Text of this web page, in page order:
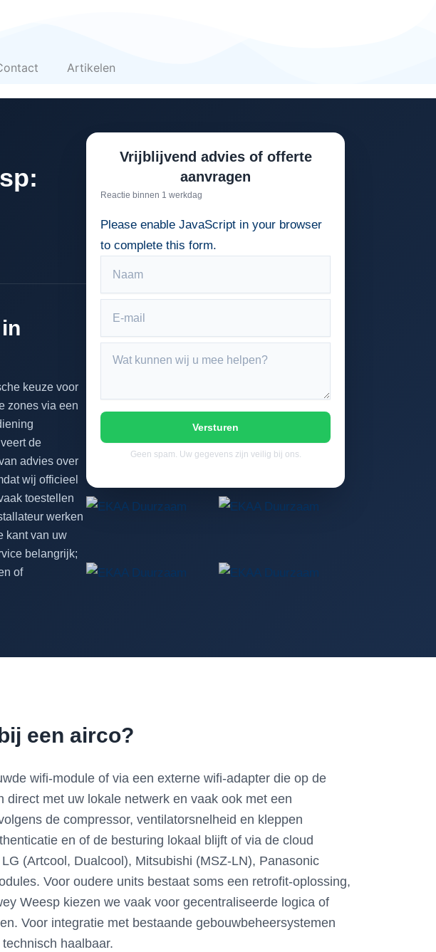
Artikelen
keuze voor
zones via een
de
advies over
wij officieel
toestellen
werken
kant van uw
belangrijk;
of
Vrijblijvend advies of offerte
aanvragen
Reactie binnen 1 werkdag
Please enable JavaScript in your browser
to complete this form.
Versturen
Geen spam. Uw gegevens zijn veilig bij ons.
een airco?
wifi-module of via een externe wifi-adapter die op de
met uw lokale netwerk en vaak ook met een
de compressor, ventilatorsnelheid en kleppen
en of de besturing lokaal blijft of via de cloud
(Artcool, Dualcool), Mitsubishi (MSZ-LN), Panasonic
Voor oudere units bestaat soms een retrofit-oplossing,
Weesp kiezen we vaak voor gecentraliseerde logica of
Voor integratie met bestaande gebouwbeheersystemen
haalbaar.